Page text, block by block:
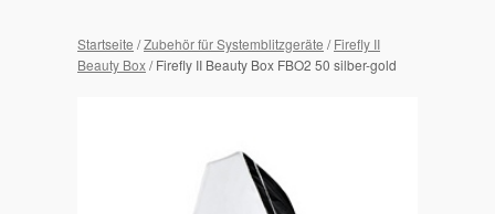
Startseite /Zubehör für Systemblitzgeräte /Firefly II
Beauty Box/ Firefly II Beauty Box FBO2 50 silber-gold